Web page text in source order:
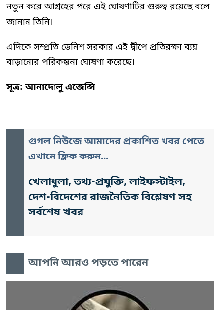
নতুন করে আগ্রহের পরে এই ঘোষণাটির গুরুত্ব রয়েছে বলে
জানান তিনি।
এদিকে সম্প্রতি ডেনিশ সরকার এই দ্বীপে প্রতিরক্ষা ব্যয়
বাড়ানোর পরিকল্পনা ঘোষণা করেছে।
সূত্র: আনাদোলু এজেন্সি
গুগল নিউজে আমাদের প্রকাশিত খবর পেতে
এখানে ক্লিক করুন...
খেলাধুলা, তথ্য-প্রযুক্তি, লাইফস্টাইল,
দেশ-বিদেশের রাজনৈতিক বিশ্লেষণ সহ
সর্বশেষ খবর
আপনি আরও পড়তে পারেন